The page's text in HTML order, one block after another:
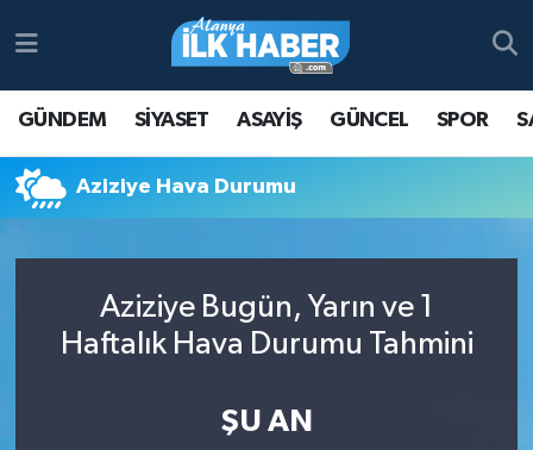
GÜNDEM SİYASET ASAYİŞ GÜNCEL SPOR
Aziziye Hava Durumu
Aziziye Bugün, Yarın ve 1
Haftalık Hava Durumu Tahmini
ŞU AN
Antalya Nöbetçi Eczaneler
Süper Lig Puan Durumu ve Fikstür